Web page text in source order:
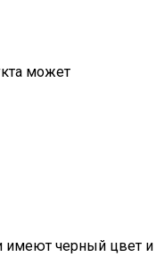
может
имеют черный цвет и